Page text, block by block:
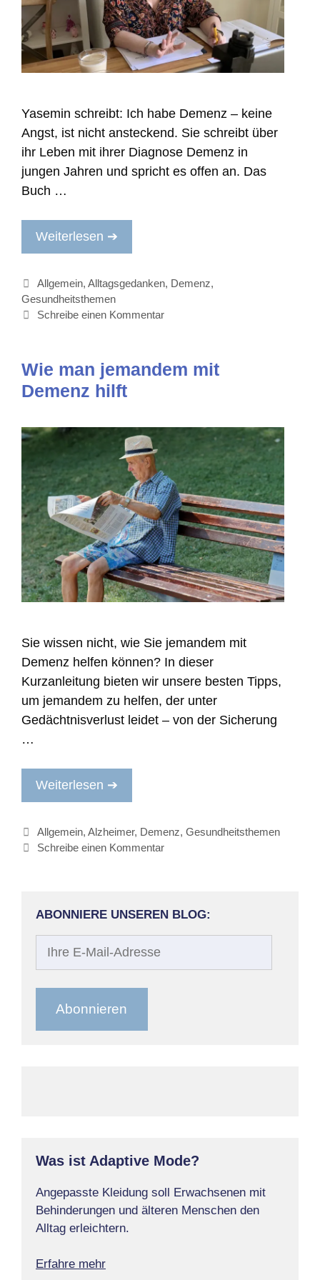
Yasemin schreibt: Ich habe Demenz – keine
Angst, ist nicht ansteckend. Sie schreibt über
ihr Leben mit ihrer Diagnose Demenz in
jungen Jahren und spricht es offen an. Das
Buch …
Weiterlesen ➔
Kategorien
Allgemein,Alltagsgedanken, Demenz,
Gesundheitsthemen
Schreibe einen Kommentar
Wie man jemandem mit
Demenz hilft
Sie wissen nicht, wie Sie jemandem mit
Demenz helfen können? In dieser
Kurzanleitung bieten wir unsere besten Tipps,
um jemandem zu helfen, der unter
Gedächtnisverlust leidet – von der Sicherung
…
Weiterlesen ➔
Kategorien
Allgemein,Alzheimer, Demenz,Gesundheitsthemen
Schreibe einen Kommentar
ABONNIERE UNSEREN BLOG:
Abonnieren
Was ist Adaptive Mode?
Angepasste Kleidung soll Erwachsenen mit
Behinderungen und älteren Menschen den
Alltag erleichtern.
Erfahre mehr